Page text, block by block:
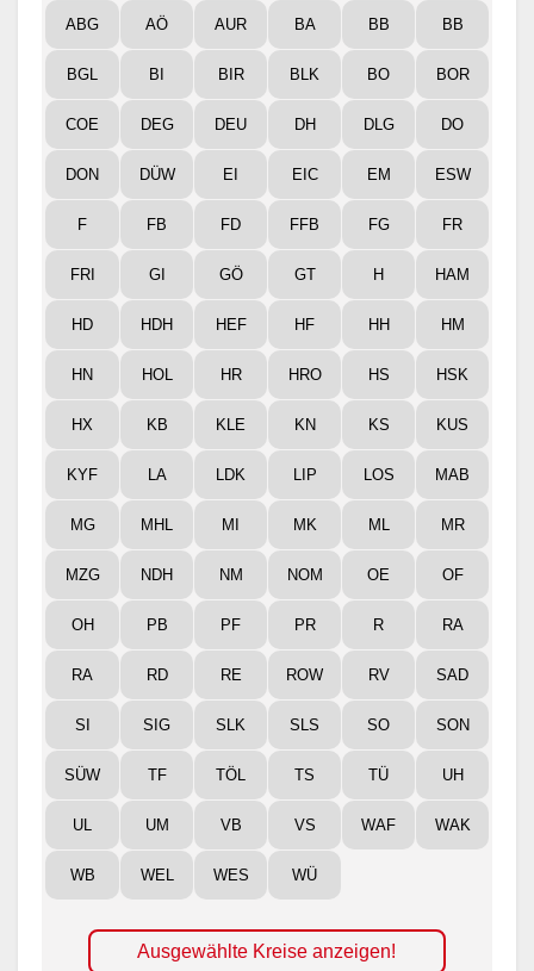
ABG AÖ AUR BA BB BB
BGL BI BIR BLK BO BOR
COE DEG DEU DH DLG DO
DON DÜW EI EIC EM ESW
F FB FD FFB FG FR
FRI GI GÖ GT H HAM
HD HDH HEF HF HH HM
HN HOL HR HRO HS HSK
HX KB KLE KN KS KUS
KYF LA LDK LIP LOS MAB
MG MHL MI MK ML MR
MZG NDH NM NOM OE OF
OH PB PF PR R RA
RA RD RE ROW RV SAD
SI SIG SLK SLS SO SON
SÜW TF TÖL TS TÜ UH
UL UM VB VS WAF WAK
WB WEL WES WÜ
Ausgewählte Kreise anzeigen!